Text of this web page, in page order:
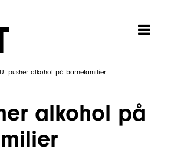
pusher alkohol på barnefamilier
alkohol på